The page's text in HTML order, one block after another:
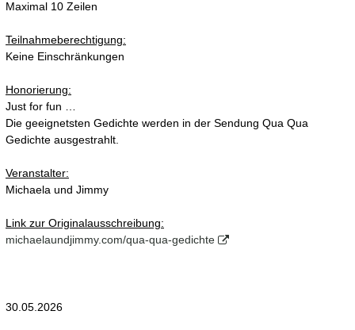
Maximal 10 Zeilen
Teilnahmeberechtigung:
Keine Einschränkungen
Honorierung:
Just for fun …
Die geeignetsten Gedichte werden in der Sendung Qua Qua
Gedichte ausgestrahlt.
Veranstalter:
Michaela und Jimmy
Link zur Originalausschreibung:
michaelaundjimmy.com/qua-qua-gedichte
30.05.2026